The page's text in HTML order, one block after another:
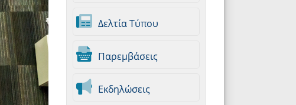
Δελτία Τύπου
Παρεμβάσεις
Εκδηλώσεις